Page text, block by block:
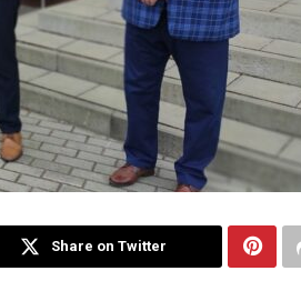
Share on Twitter